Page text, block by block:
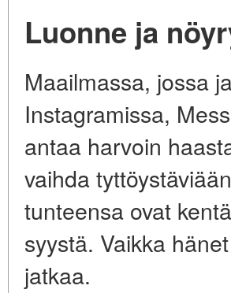
Luonne ja
Maailmassa, jossa
Instagramissa,
antaa harvoin
vaihda
tunteensa ovat
syystä. Vaikka
jatkaa.